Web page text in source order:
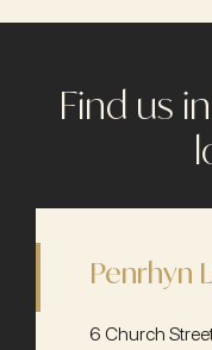
Find us
Penrhyn
6 Church